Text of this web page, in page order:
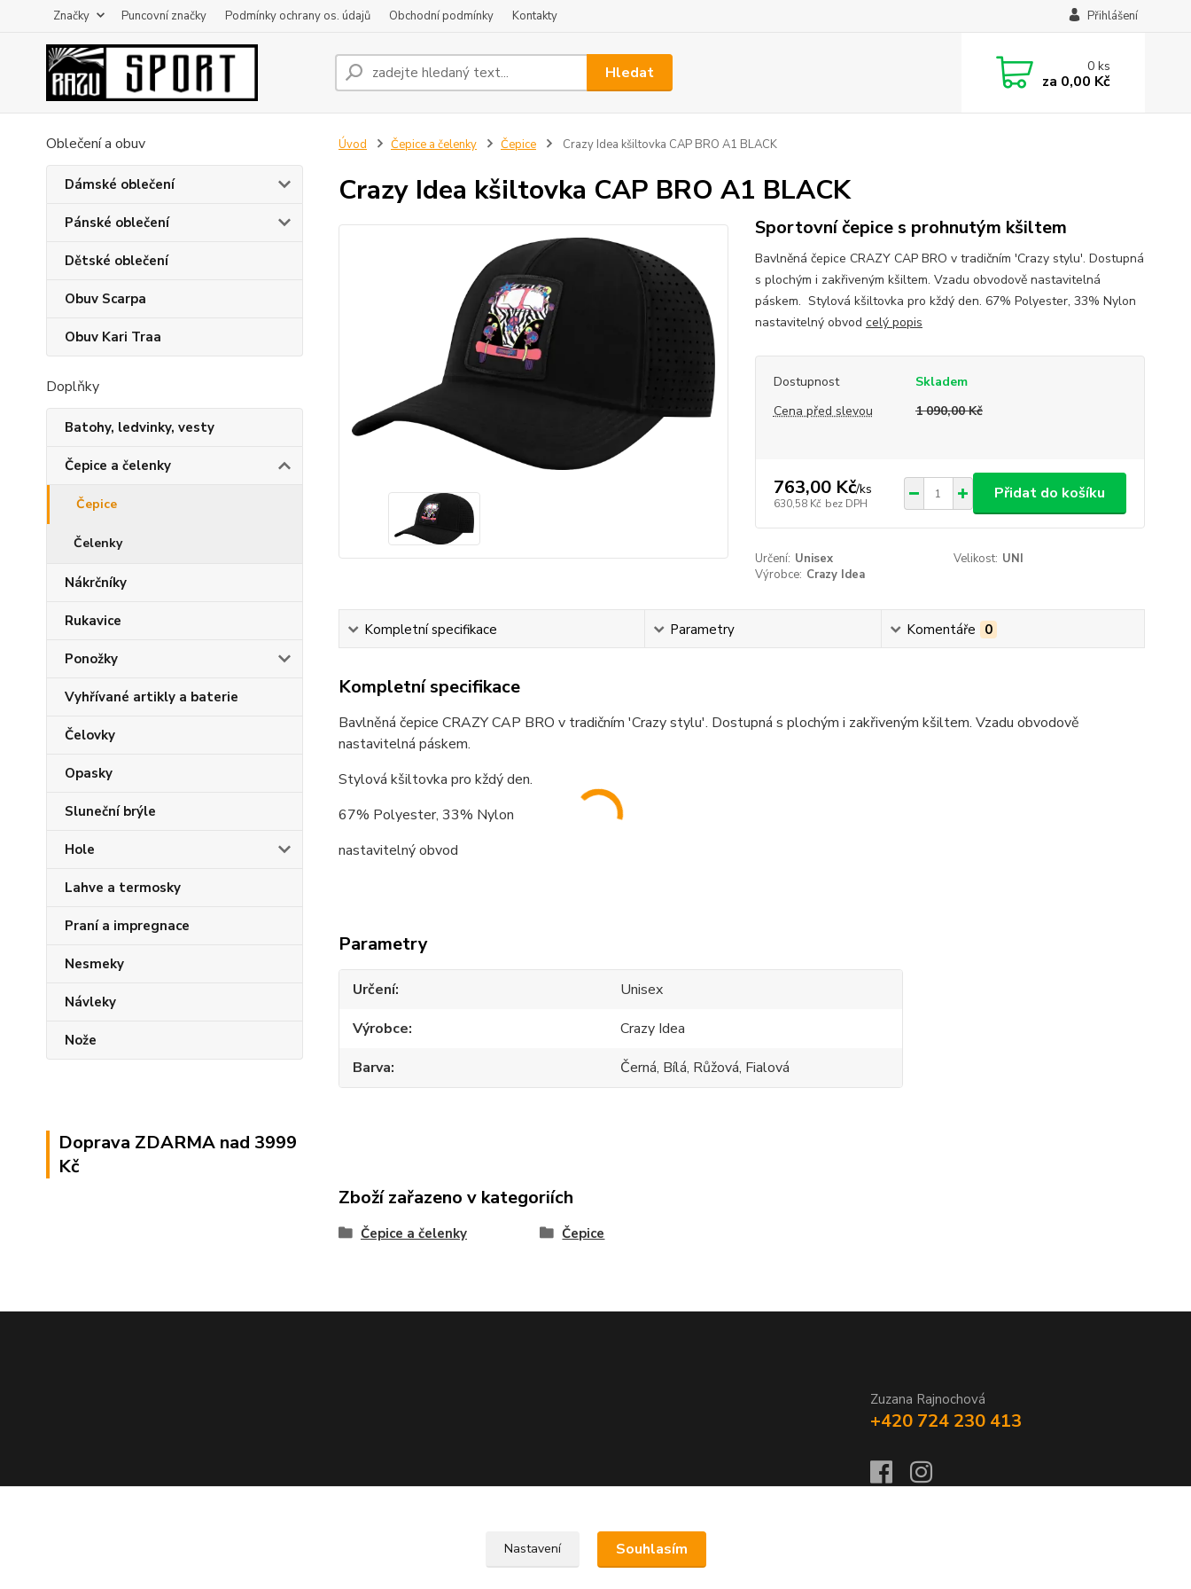
Značky Puncovní značky Podmínky ochrany os. údajů Obchodní podmínky Kontakty Přihlášení
Hledat 0ks
za 0,00 Kč
Oblečení a obuv
Dámské oblečení
Pánské oblečení
Dětské oblečení
Obuv Scarpa
Obuv Kari Traa
Doplňky
Batohy, ledvinky, vesty
Čepice a čelenky
Čepice
Čelenky
Nákrčníky
Rukavice
Ponožky
Vyhřívané artikly a baterie
Čelovky
Opasky
Sluneční brýle
Hole
Lahve a termosky
Praní a impregnace
Nesmeky
Návleky
Nože
Doprava ZDARMA nad 3999
Kč
Úvod Čepice a čelenky Čepice Crazy Idea kšiltovka CAP BRO A1 BLACK
Crazy Idea kšiltovka CAP BRO A1 BLACK
Sportovní čepice s prohnutým kšiltem
Bavlněná čepice CRAZY CAP BRO v tradičním 'Crazy stylu'. Dostupná
s plochým i zakřiveným kšiltem. Vzadu obvodově nastavitelná
páskem. Stylová kšiltovka pro kždý den. 67% Polyester, 33% Nylon
nastavitelný obvod celý popis
Dostupnost
Skladem
Cena před slevou
1 090,00 Kč
763,00 Kč/ks
630,58 Kč bez DPH
Přidat do košíku
Určení: Unisex Velikost: UNI
Výrobce: Crazy Idea
Kompletní specifikace Parametry Komentáře 0
Kompletní specifikace
Bavlněná čepice CRAZY CAP BRO v tradičním 'Crazy stylu'. Dostupná s plochým i zakřiveným kšiltem. Vzadu obvodově
nastavitelná páskem.
Stylová kšiltovka pro kždý den.
67% Polyester, 33% Nylon
nastavitelný obvod
Parametry
Určení
Unisex
Výrobce
Crazy Idea
Barva
Černá, Bílá, Růžová, Fialová
Zboží zařazeno v kategoriích
Čepice a čelenky Čepice
Zuzana Rajnochová
+420 724 230 413
Nastavení Souhlasím